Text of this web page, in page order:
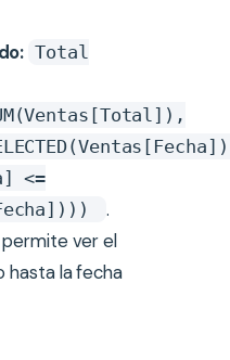
Total
<=
.
ver el
hasta la fecha